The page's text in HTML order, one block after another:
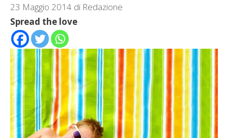
23 Maggio 2014 di Redazione
Spread the love